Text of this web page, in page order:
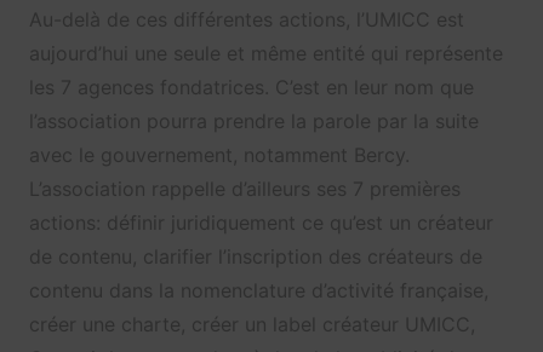
Au-delà de ces différentes actions, l’UMICC est
aujourd’hui une seule et même entité qui représente
les 7 agences fondatrices. C’est en leur nom que
l’association pourra prendre la parole par la suite
avec le gouvernement, notamment Bercy.
L’association rappelle d’ailleurs ses 7 premières
actions: définir juridiquement ce qu’est un créateur
de contenu, clarifier l’inscription des créateurs de
contenu dans la nomenclature d’activité française,
créer une charte, créer un label créateur UMICC,